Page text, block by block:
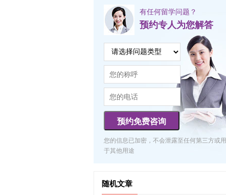
有任何留学问题？
预约专人为您解答
预约免费咨询
您的信息已加密，不会泄露至任何第三方或用
于其他用途
随机文章